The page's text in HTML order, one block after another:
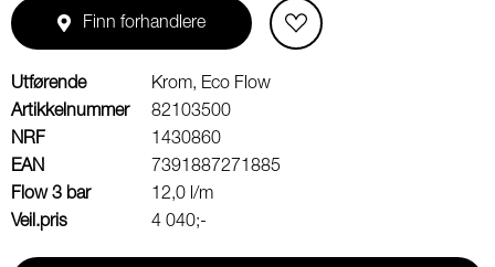
Finn forhandlere
Utførende
Krom, Eco Flow
Artikkelnummer
82103500
NRF
1430860
EAN
7391887271885
Flow 3 bar
12,0 l/m
Veil.pris
4 040;-